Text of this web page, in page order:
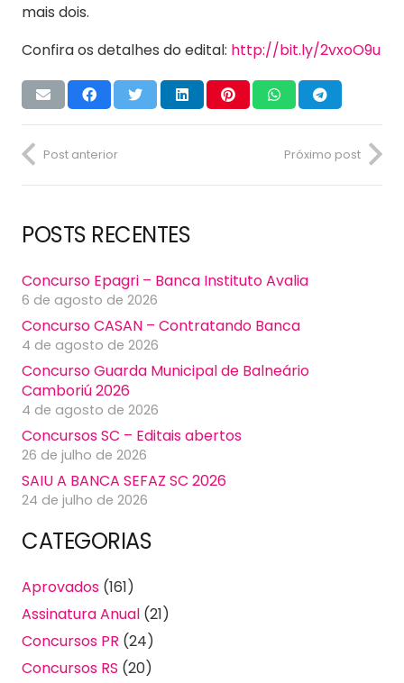
mais dois.
Confira os detalhes do edital: http://bit.ly/2vxoO9u
Post anterior Próximo post
POSTS RECENTES
Concurso Epagri – Banca Instituto Avalia
6 de agosto de 2026
Concurso CASAN – Contratando Banca
4 de agosto de 2026
Concurso Guarda Municipal de Balneário
Camboriú 2026
4 de agosto de 2026
Concursos SC – Editais abertos
26 de julho de 2026
SAIU A BANCA SEFAZ SC 2026
24 de julho de 2026
CATEGORIAS
Aprovados (161)
Assinatura Anual (21)
Concursos PR (24)
Concursos RS (20)